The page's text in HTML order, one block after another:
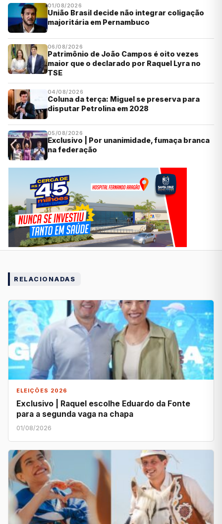
01/08/2026
União Brasil decide não integrar coligação
majoritária em Pernambuco
06/08/2026
Patrimônio de João Campos é oito vezes
maior que o declarado por Raquel Lyra no
TSE
04/08/2026
Coluna da terça: Miguel se preserva para
disputar Petrolina em 2028
05/08/2026
Exclusivo | Por unanimidade, fumaça branca
na federação
RELACIONADAS
ELEIÇÕES 2026
Exclusivo | Raquel escolhe Eduardo da Fonte
para a segunda vaga na chapa
01/08/2026